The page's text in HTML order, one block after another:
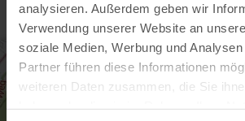
analysieren. Außerdem geben wir
Verwendung unserer Website an
soziale Medien, Werbung und
Partner führen diese Informationen
weiteren Daten zusammen, die Sie